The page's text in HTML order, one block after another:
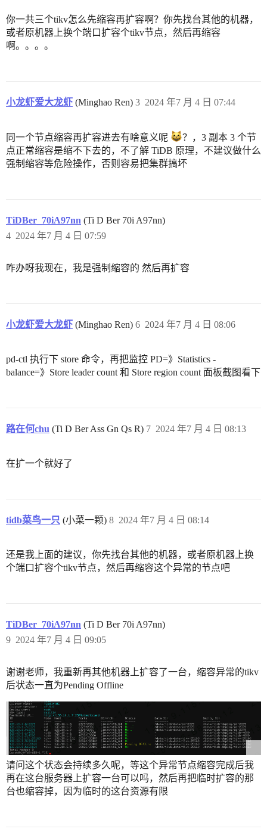
你一共三个tikv怎么先缩容再扩容啊？你先找台其他的机器，
或者原机器上换个端口扩容个tikv节点，然后再缩容
啊。。。。
小龙虾爱大龙虾 (Minghao Ren) 2024 年7 月 4 日 07:44
3
同一个节点缩容再扩容进去有啥意义呢
？，3 副本 3 个节
点正常缩容是缩不下去的，不了解 TiDB 原理，不建议做什么
强制缩容等危险操作，否则容易把集群搞坏
TiDBer_70iA97nn (Ti D Ber 70i A97nn)
2024 年7 月 4 日 07:59
4
咋办呀我现在，我是强制缩容的 然后再扩容
小龙虾爱大龙虾 (Minghao Ren) 2024 年7 月 4 日 08:06
6
pd-ctl 执行下 store 命令，再把监控 PD=》Statistics -
balance=》Store leader count 和 Store region count 面板截图看下
路在何chu (Ti D Ber Ass Gn Qs R) 2024 年7 月 4 日 08:13
7
在扩一个就好了
tidb菜鸟一只 (小菜一颗) 2024 年7 月 4 日 08:14
8
还是我上面的建议，你先找台其他的机器，或者原机器上换
个端口扩容个tikv节点，然后再缩容这个异常的节点吧
TiDBer_70iA97nn (Ti D Ber 70i A97nn)
2024 年7 月 4 日 09:05
9
谢谢老师，我重新再其他机器上扩容了一台，缩容异常的tikv
后状态一直为Pending Offline
请问这个状态会持续多久呢，等这个异常节点缩容完成后我
再在这台服务器上扩容一台可以吗，然后再把临时扩容的那
台也缩容掉，因为临时的这台资源有限